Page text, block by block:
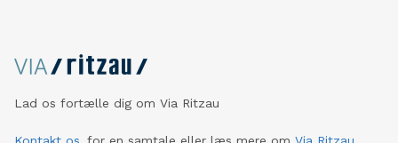
Lad os fortælle dig om Via Ritzau